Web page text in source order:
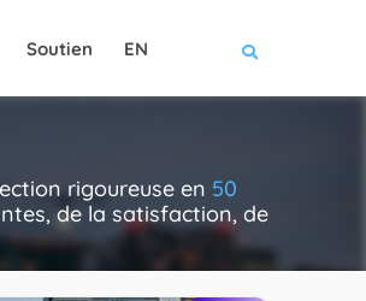
Soutien EN
rigoureuse en 50
de la satisfaction, de